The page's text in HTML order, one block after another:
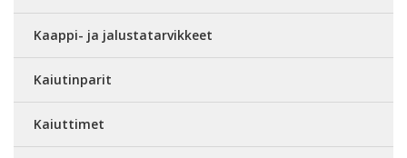
Kaappi- ja jalustatarvikkeet
Kaiutinparit
Kaiuttimet